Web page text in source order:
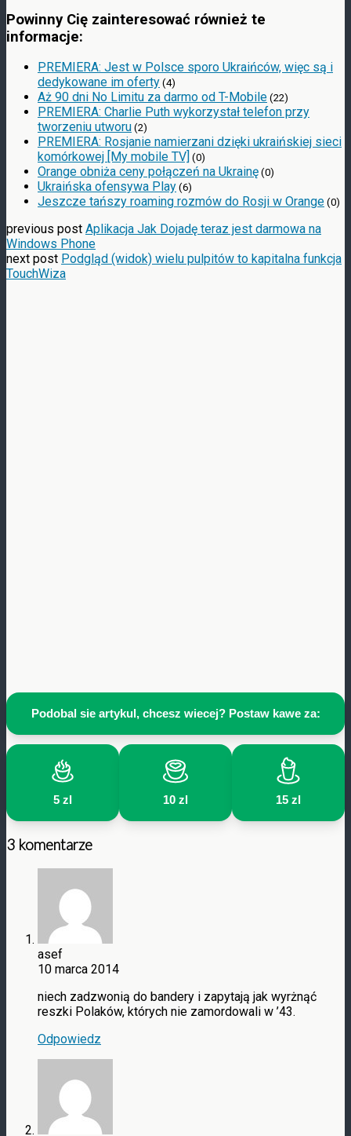
Powinny Cię zainteresować również te
informacje:
PREMIERA: Jest w Polsce sporo Ukraińców, więc są i
dedykowane im oferty (4)
Aż 90 dni No Limitu za darmo od T-Mobile (22)
PREMIERA: Charlie Puth wykorzystał telefon przy
tworzeniu utworu (2)
PREMIERA: Rosjanie namierzani dzięki ukraińskiej sieci
komórkowej [My mobile TV] (0)
Orange obniża ceny połączeń na Ukrainę (0)
Ukraińska ofensywa Play (6)
Jeszcze tańszy roaming rozmów do Rosji w Orange (0)
previous post Aplikacja Jak Dojadę teraz jest darmowa na
Windows Phone
next post Podgląd (widok) wielu pulpitów to kapitalna funkcja
TouchWiza
Podobal sie artykul, chcesz wiecej? Postaw kawe za:
5 zl 10 zl 15 zl
3 komentarze
asef
10 marca 2014
niech zadzwonią do bandery i zapytają jak wyrżnąć
reszki Polaków, których nie zamordowali w ’43.
Odpowiedz